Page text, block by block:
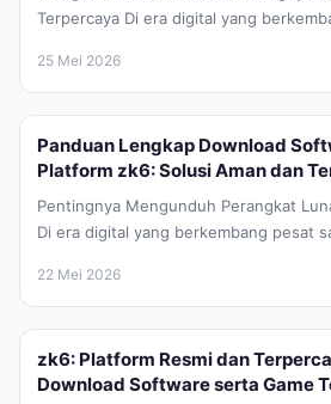
Terpercaya Di era digital yang
25 Mei 2026
Panduan Lengkap Download
Platform zk6: Solusi Aman dan
Pentingnya Mengunduh Perangkat
Di era digital yang berkembang pesat
22 Mei 2026
zk6: Platform Resmi dan
Download Software serta Game